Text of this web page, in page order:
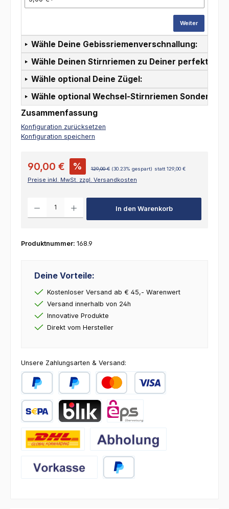
Weiter
Wähle Deine Gebissriemenverschnallung:
Wähle Deinen Stirnriemen zu Deiner perfekten
Wähle optional Deine Zügel:
Wähle optional Wechsel-Stirnriemen
Zusammenfassung
Konfiguration zurücksetzen
Konfiguration speichern
90,00 € % 129,00 € (30.23% gespart) statt 129,00 €
Preise inkl. MwSt. zzgl. Versandkosten
In den Warenkorb
Produktnummer: 168.9
Deine Vorteile:
Kostenloser Versand ab € 45,- Warenwert
Versand innerhalb von 24h
Innovative Produkte
Direkt vom Hersteller
Unsere Zahlungsarten & Versand:
PayPal Später BezahlenKredit- oder Debitkarte
Abholung